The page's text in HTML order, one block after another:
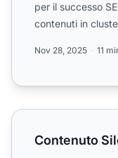
per il successo
contenuti in
Nov 28, 2025 11
Contenuto Silo
Contenuto